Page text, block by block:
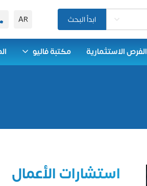
ابدأ البحث AR
الفرص الاستثمارية مكتبة فاليو
استشارات الأعمال